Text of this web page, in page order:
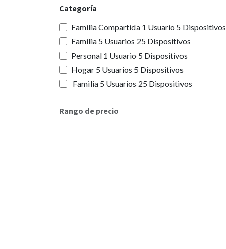
Categoría
Familia Compartida 1 Usuario 5 Dispositivos
Familia 5 Usuarios 25 Dispositivos
Personal 1 Usuario 5 Dispositivos
Hogar 5 Usuarios 5 Dispositivos
​ Familia 5 Usuarios 25 Dispositivos
Rango de precio